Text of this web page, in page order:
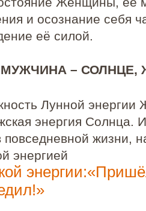
и осознание себя
её силой.
– СОЛНЦЕ,
Лунной
энергия Солнца.
жизни,
энергией
энергии: